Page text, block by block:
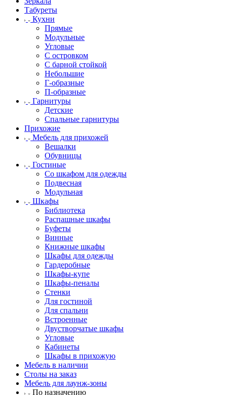
Табуреты
Кухни
Прямые
Модульные
Угловые
С островком
С барной стойкой
Небольшие
Г-образные
П-образные
Гарнитуры
Детские
Спальные гарнитуры
Прихожие
Мебель для прихожей
Вешалки
Обувницы
Гостиные
Со шкафом для одежды
Подвесная
Модульная
Шкафы
Библиотека
Распашные шкафы
Буфеты
Винные
Книжные шкафы
Шкафы для одежды
Гардеробные
Шкафы-купе
Шкафы-пеналы
Стенки
Для гостиной
Для спальни
Встроенные
Двустворчатые шкафы
Угловые
Кабинеты
Шкафы в прихожую
Мебель в наличии
Столы на заказ
Мебель для лаунж-зоны
По назначению